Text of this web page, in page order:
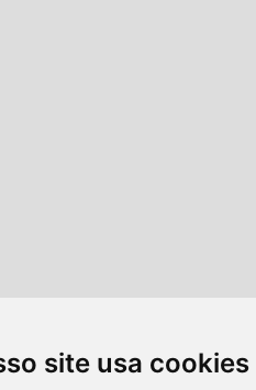
site usa cookies